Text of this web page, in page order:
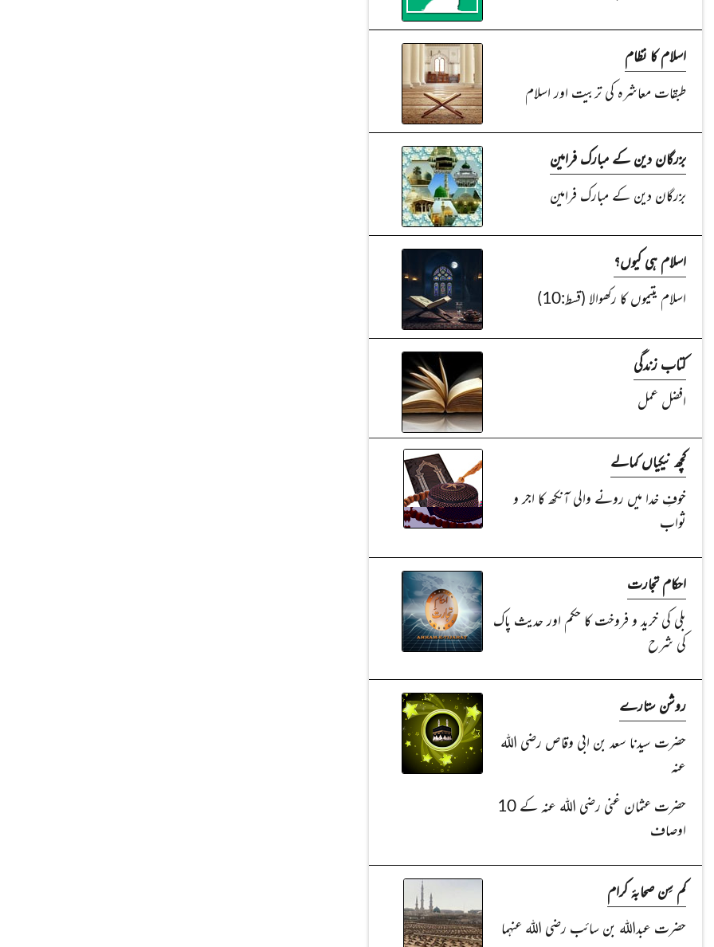
اسلام کا نظام
طبقات معاشرہ کی تربیت اور اسلام
بزرگان دین کے مبارک فرامین
بزرگان دین کے مبارک فرامین
اسلام ہی کیوں؟
اسلام یتیموں کا رکھوالا (قسط:10)
کتاب زندگی
افضل عمل
کچھ نیکیاں کمالے
خوفِ خدا میں رونے والی آنکھ کا اجر و
ثواب
احکام تجارت
بلی کی خرید و فروخت کا حکم اور حدیث پاک
کی شرح
روشن ستارے
حضرت سیدنا سعد بن ابی وقاص رضی اللہ
عنہ
حضرت عثمان غنی رضی اللہ عنہ کے 10
اوصاف
کم سِن صحابۂ کرام
حضرت عبداللہ بن سائب رضی اللہ عنہما